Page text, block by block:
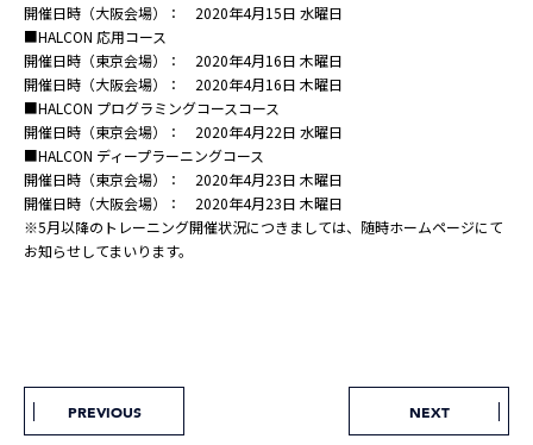
開催日時（大阪会場）： 2020年4月15日 水曜日
■HALCON 応用コース
開催日時（東京会場）： 2020年4月16日 木曜日
開催日時（大阪会場）： 2020年4月16日 木曜日
■HALCON プログラミングコースコース
開催日時（東京会場）： 2020年4月22日 水曜日
■HALCON ディープラーニングコース
開催日時（東京会場）： 2020年4月23日 木曜日
開催日時（大阪会場）： 2020年4月23日 木曜日
※5月以降のトレーニング開催状況につきましては、随時ホームページにて
お知らせしてまいります。
PREVIOUS NEXT